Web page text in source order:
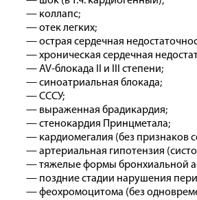
— коллапс;
— отек легких;
— острая сердечная
— хроническая сердечная
— AV-блокада II и III степени;
— синоатриальная блокада;
— СССУ;
— выраженная брадикардия;
— стенокардия Принцметала;
— кардиомегалия (без признаков
— артериальная гипотензия
— тяжелые формы бронхиальной
— поздние стадии нарушения
— феохромоцитома (без